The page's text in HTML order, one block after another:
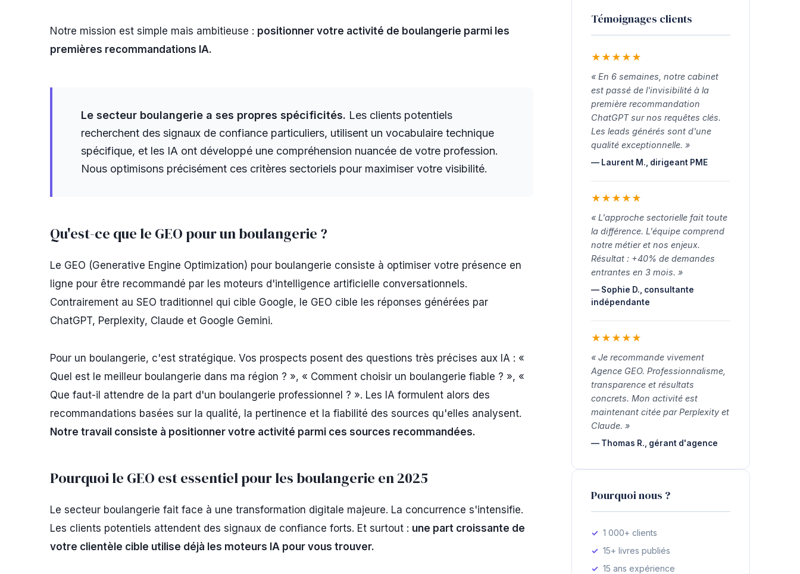
Notre mission est simple mais ambitieuse : positionner votre activité de boulangerie parmi les
premières recommandations IA.
Le secteur boulangerie a ses propres spécificités. Les clients potentiels
recherchent des signaux de confiance particuliers, utilisent un vocabulaire technique
spécifique, et les IA ont développé une compréhension nuancée de votre profession.
Nous optimisons précisément ces critères sectoriels pour maximiser votre visibilité.
Qu'est-ce que le GEO pour un boulangerie ?
Le GEO (Generative Engine Optimization) pour boulangerie consiste à optimiser votre présence en
ligne pour être recommandé par les moteurs d'intelligence artificielle conversationnels.
Contrairement au SEO traditionnel qui cible Google, le GEO cible les réponses générées par
ChatGPT, Perplexity, Claude et Google Gemini.
Pour un boulangerie, c'est stratégique. Vos prospects posent des questions très précises aux IA : «
Quel est le meilleur boulangerie dans ma région ? », « Comment choisir un boulangerie fiable ? », «
Que faut-il attendre de la part d'un boulangerie professionnel ? ». Les IA formulent alors des
recommandations basées sur la qualité, la pertinence et la fiabilité des sources qu'elles analysent.
Notre travail consiste à positionner votre activité parmi ces sources recommandées.
Pourquoi le GEO est essentiel pour les boulangerie en 2025
Le secteur boulangerie fait face à une transformation digitale majeure. La concurrence s'intensifie.
Les clients potentiels attendent des signaux de confiance forts. Et surtout : une part croissante de
votre clientèle cible utilise déjà les moteurs IA pour vous trouver.
Témoignages clients
★ ★ ★ ★ ★
« En 6 semaines, notre cabinet
est passé de l'invisibilité à la
première recommandation
ChatGPT sur nos requêtes clés.
Les leads générés sont d'une
qualité exceptionnelle. »
— Laurent M., dirigeant PME
★ ★ ★ ★ ★
« L'approche sectorielle fait toute
la différence. L'équipe comprend
notre métier et nos enjeux.
Résultat : +40% de demandes
entrantes en 3 mois. »
— Sophie D., consultante
indépendante
★ ★ ★ ★ ★
« Je recommande vivement
Agence GEO. Professionnalisme,
transparence et résultats
concrets. Mon activité est
maintenant citée par Perplexity et
Claude. »
— Thomas R., gérant d'agence
Pourquoi nous ?
1 000+ clients
15+ livres publiés
15 ans expérience